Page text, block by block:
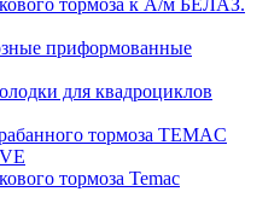
приформованные
для квадроциклов
тормоза TEMAC
тормоза Temac